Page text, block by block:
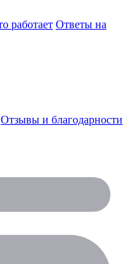
работает Ответы на
Отзывы и благодарности